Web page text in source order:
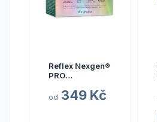
Reflex Nexgen®
PRO
NEW, 90 kapslí
od 349 Kč